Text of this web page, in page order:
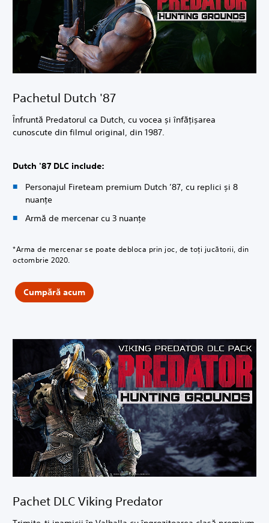
Pachetul Dutch '87
Înfruntă Predatorul ca Dutch, cu vocea și înfățișarea
cunoscute din filmul original, din 1987.
Dutch '87 DLC include:
Personajul Fireteam premium Dutch ’87, cu replici și 8
nuanțe
Armă de mercenar cu 3 nuanțe
*Arma de mercenar se poate debloca prin joc, de toți jucătorii, din
octombrie 2020.
Cumpără acum
Pachet DLC Viking Predator